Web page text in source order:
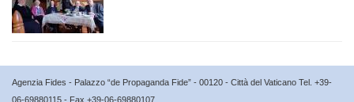
Agenzia Fides - Palazzo “de Propaganda Fide” - 00120 - Città del Vaticano Tel. +39-
06-69880115 - Fax +39-06-69880107